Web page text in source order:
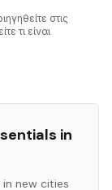
στις
τι είναι
in
new cities